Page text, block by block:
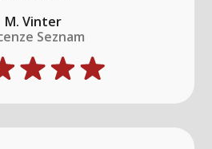
M. Vinter
Seznam